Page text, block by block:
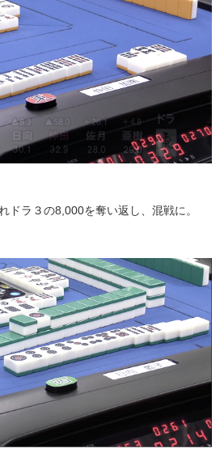
ドラ３の8,000を奪い返し、混戦に。